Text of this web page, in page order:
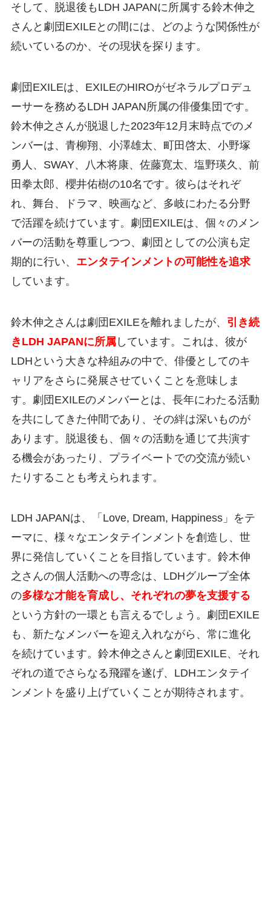
そして、脱退後もLDH JAPANに所属する鈴木伸之
さんと劇団EXILEとの間には、どのような関係性が
続いているのか、その現状を探ります。
劇団EXILEは、EXILEのHIROがゼネラルプロデュ
ーサーを務めるLDH JAPAN所属の俳優集団です。
鈴木伸之さんが脱退した2023年12月末時点でのメ
ンバーは、青柳翔、小澤雄太、町田啓太、小野塚
勇人、SWAY、八木将康、佐藤寛太、塩野瑛久、前
田拳太郎、櫻井佑樹の10名です。彼らはそれぞ
れ、舞台、ドラマ、映画など、多岐にわたる分野
で活躍を続けています。劇団EXILEは、個々のメン
バーの活動を尊重しつつ、劇団としての公演も定
期的に行い、 エンタテインメントの可能性を追求
しています。
鈴木伸之さんは劇団EXILEを離れましたが、 引き続
きLDH JAPANに所属しています。これは、彼が
LDHという大きな枠組みの中で、俳優としてのキ
ャリアをさらに発展させていくことを意味しま
す。劇団EXILEのメンバーとは、長年にわたる活動
を共にしてきた仲間であり、その絆は深いものが
あります。脱退後も、個々の活動を通じて共演す
る機会があったり、プライベートでの交流が続い
たりすることも考えられます。
LDH JAPANは、「Love, Dream, Happiness」をテ
ーマに、様々なエンタテインメントを創造し、世
界に発信していくことを目指しています。鈴木伸
之さんの個人活動への専念は、LDHグループ全体
の多様な才能を育成し、それぞれの夢を支援する
という方針の一環とも言えるでしょう。劇団EXILE
も、新たなメンバーを迎え入れながら、常に進化
を続けています。鈴木伸之さんと劇団EXILE、それ
ぞれの道でさらなる飛躍を遂げ、LDHエンタテイ
ンメントを盛り上げていくことが期待されます。